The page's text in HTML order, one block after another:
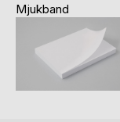
Mjukband